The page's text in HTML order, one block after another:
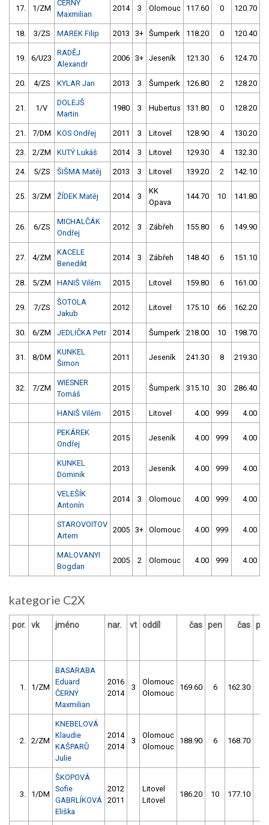
17. 1/ZM
ČERNÝ
Maxmilian
2014 3 Olomouc 117.60 0 120.70
18. 3/ZS MAREK Filip 2013 3+ Šumperk 118.20 0 120.40
19. 6/U23
RADĚJ
Alexandr
2006 3+ Jeseník 121.30 6 124.70
20. 4/ZS KYLAR Jan 2013 3 Šumperk 126.80 2 128.20
21. 1/V
DOLEJŠ
Martin
1980 3 Hubertus 131.80 0 128.20
21. 7/DM KOS Ondřej 2011 3 Litovel 128.90 4 130.20
23. 2/ZM KUTÝ Lukáš 2014 3 Litovel 129.30 4 132.30
24. 5/ZS ŠIŠMA Matěj 2013 3 Litovel 139.20 2 142.10
25. 3/ZM ŽÍDEK Matěj 2014 3
KK
Opava
144.70 10 141.80
26. 6/ZS
MICHALČÁK
Ondřej
2012 3 Zábřeh 155.80 6 149.90
27. 4/ZM
KACELE
Benedikt
2014 3 Zábřeh 148.40 6 151.10
28. 5/ZM HANIŠ Vilém 2015 Litovel 159.80 6 161.00
29. 7/ZS
ŠOTOLA
Jakub
2012 Litovel 175.10 66 162.20
30. 6/ZM JEDLIČKA Petr 2014 Šumperk 218.00 10 198.70
31. 8/DM
KUNKEL
Šimon
2011 Jeseník 241.30 8 219.30
32. 7/ZM
WIESNER
Tomáš
2015 Šumperk 315.10 30 286.40
HANIŠ Vilém 2015 Litovel 4.00 999 4.00
PEKÁREK
Ondřej
2015 Jeseník 4.00 999 4.00
KUNKEL
Dominik
2013 Jeseník 4.00 999 4.00
VELEŠÍK
Antonín
2014 3 Olomouc 4.00 999 4.00
STAROVOITOV
Artem
2005 3+ Olomouc 4.00 999 4.00
MALOVANYI
Bogdan
2005 2 Olomouc 4.00 999 4.00
kategorie C2X
por. vk jméno nar. vt oddíl čas pen čas
1. 1/ZM
BASARABA
Eduard
ČERNÝ
Maxmilian
2016
2014
3
Olomouc
Olomouc
169.60 6 162.30
2. 2/ZM
KNEBELOVÁ
Klaudie
KAŠPARŮ
Julie
2014
2014
3
Olomouc
Olomouc
188.90 6 168.70
3. 1/DM
ŠKOPOVÁ
Sofie
GABRLÍKOVÁ
Eliška
2012
2011
Litovel
Litovel
186.20 10 177.10